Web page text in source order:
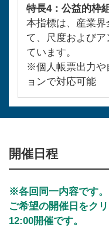
特長4：公益的枠
本指標は、産業
て、尺度および
ています。
※個人帳票出力や
ョンで対応可能
開催日程
※各回同一内容です。
ご希望の開催日をク
12:00開催です。